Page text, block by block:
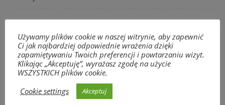
АРХІВИ
Серпень 2026
Używamy plików cookie w naszej witrynie, aby zapewnić
Ci jak najbardziej odpowiednie wrażenia dzięki
zapamiętywaniu Twoich preferencji i powtarzaniu wizyt.
Klikając „Akceptuję”, wyrażasz zgodę na użycie
WSZYSTKICH plików cookie.
Cookie settings
Akceptuj